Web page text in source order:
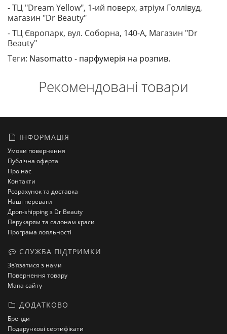
- ТЦ "Dream Yellow", 1-ий поверх, атріум Голлівуд,
магазин "Dr Beauty"
- ТЦ Європарк, вул. Соборна, 140-A, Магазин "Dr
Beauty"
Теги: Nasomatto - парфумерія на розпив.
Рекомендовані товари
ІНФОРМАЦІЯ
Умови повернення
Публічна оферта
Про нас
Контакти
Розрахунок та доставка
Наші переваги
Дроп-shipping з Dr Beauty
Перукарям та салонам краси
Програма лояльності
СЛУЖБА ПІДТРИМКИ
Зв’язатися з нами
Повернення товару
Мапа сайту
ДОДАТКОВО
Бренди
Подарункові сертифікати